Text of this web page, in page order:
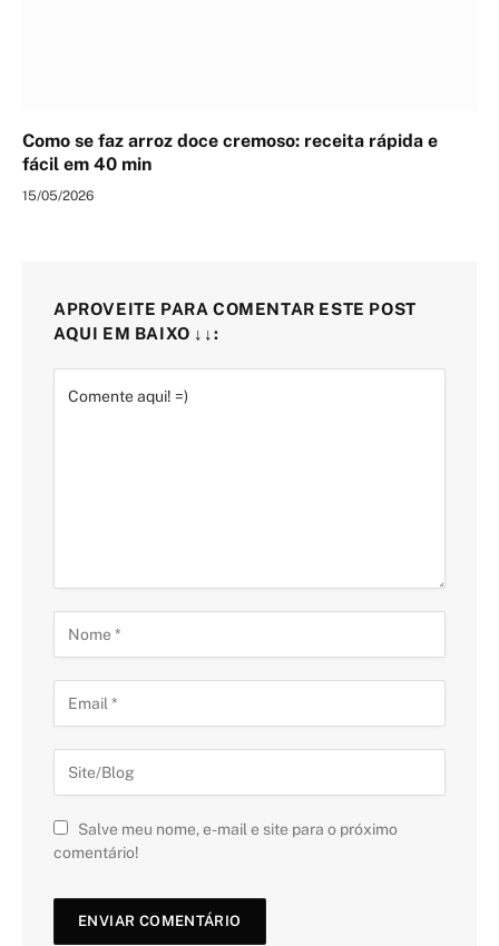
Como se faz arroz doce cremoso: receita rápida e
fácil em 40 min
15/05/2026
APROVEITE PARA COMENTAR ESTE POST
AQUI EM BAIXO ↓↓:
Salve meu nome, e-mail e site para o próximo
comentário!